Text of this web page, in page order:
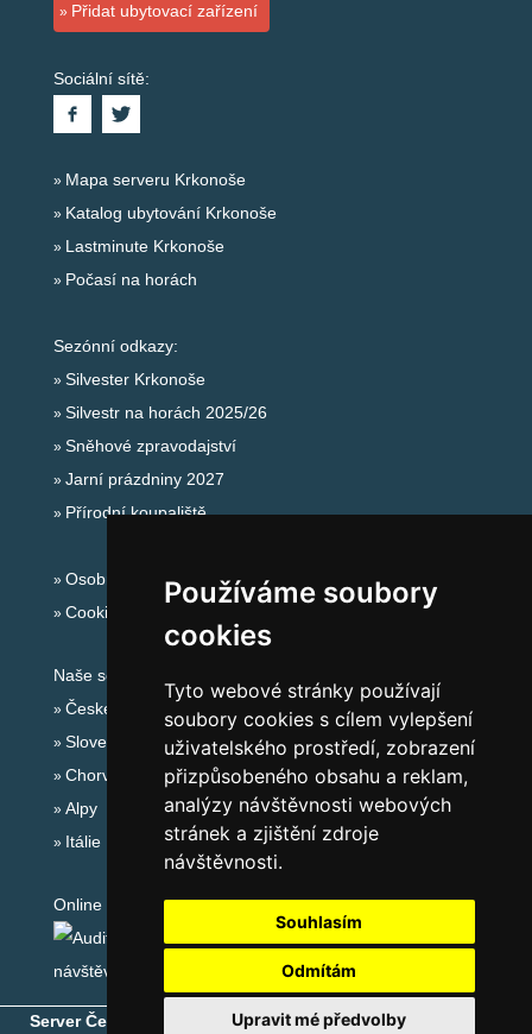
Používáme soubory
cookies
Tyto webové stránky používají
soubory cookies s cílem vylepšení
uživatelského prostředí, zobrazení
přizpůsobeného obsahu a reklam,
analýzy návštěvnosti webových
stránek a zjištění zdroje
návštěvnosti.
Souhlasím
Odmítám
Upravit mé předvolby
Přidat ubytovací zařízení
Sociální sítě:
Mapa serveru Krkonoše
Katalog ubytování Krkonoše
Lastminute Krkonoše
Počasí na horách
Sezónní odkazy:
Silvester Krkonoše
Silvestr na horách 2025/26
Sněhové zpravodajství
Jarní prázdniny 2027
Přírodní koupaliště
Osobní údaje
Cookies
Naše servery:
České hory
Slovenské hory
Chorvatsko
Alpy
Itálie
Online audit:
Server České hory ® - Copyright © 1999-2026 eProgress s.r.o.